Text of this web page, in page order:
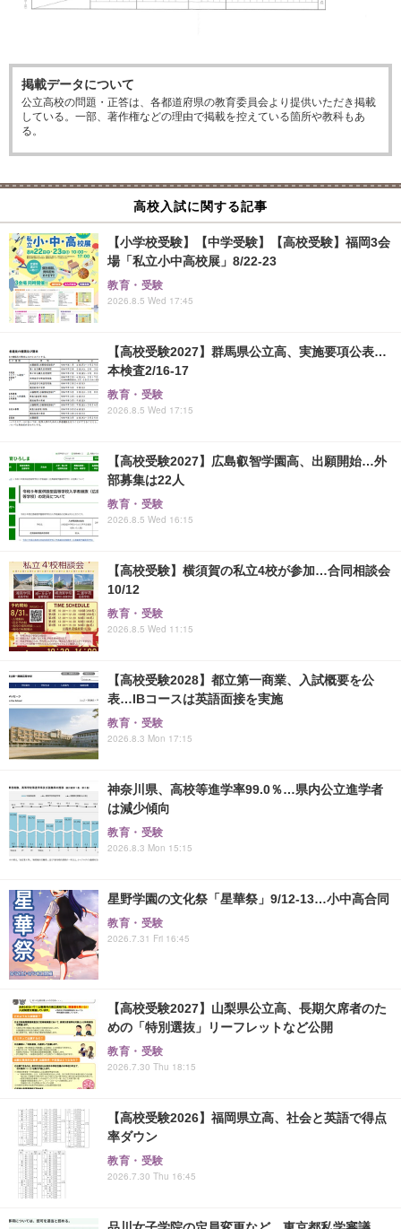
掲載データについて
公立高校の問題・正答は、各都道府県の教育委員会より提供いただき掲載
している。一部、著作権などの理由で掲載を控えている箇所や教科もあ
る。
高校入試に関する記事
【小学校受験】【中学受験】【高校受験】福岡3会
場「私立小中高校展」8/22-23
教育・受験
2026.8.5 Wed 17:45
【高校受験2027】群馬県公立高、実施要項公表…
本検査2/16-17
教育・受験
2026.8.5 Wed 17:15
【高校受験2027】広島叡智学園高、出願開始…外
部募集は22人
教育・受験
2026.8.5 Wed 16:15
【高校受験】横須賀の私立4校が参加…合同相談会
10/12
教育・受験
2026.8.5 Wed 11:15
【高校受験2028】都立第一商業、入試概要を公
表…IBコースは英語面接を実施
教育・受験
2026.8.3 Mon 17:15
神奈川県、高校等進学率99.0％…県内公立進学者
は減少傾向
教育・受験
2026.8.3 Mon 15:15
星野学園の文化祭「星華祭」9/12-13…小中高合同
教育・受験
2026.7.31 Fri 16:45
【高校受験2027】山梨県公立高、長期欠席者のた
めの「特別選抜」リーフレットなど公開
教育・受験
2026.7.30 Thu 18:15
【高校受験2026】福岡県立高、社会と英語で得点
率ダウン
教育・受験
2026.7.30 Thu 16:45